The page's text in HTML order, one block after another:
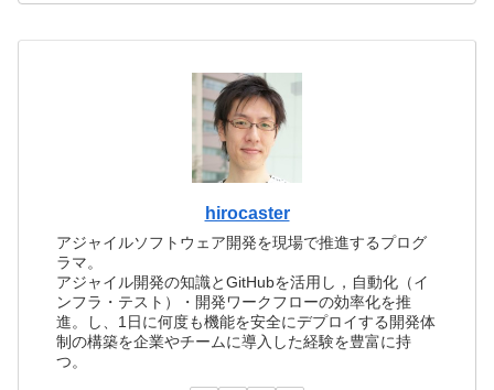
hirocaster
アジャイルソフトウェア開発を現場で推進するプログ
ラマ。
アジャイル開発の知識とGitHubを活用し，自動化（イ
ンフラ・テスト）・開発ワークフローの効率化を推
進。し、1日に何度も機能を安全にデプロイする開発体
制の構築を企業やチームに導入した経験を豊富に持
つ。